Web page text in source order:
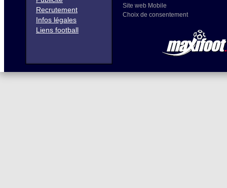
Recrutement
Infos légales
Liens football
Site web Mobile
Choix de consentement